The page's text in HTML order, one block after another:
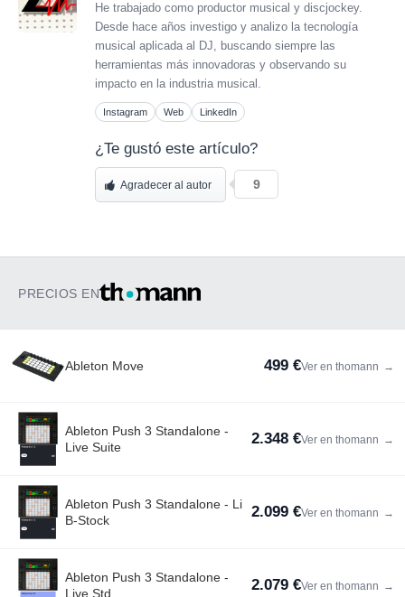
He trabajado como productor musical y discjockey.
Desde hace años investigo y analizo la tecnología
musical aplicada al DJ, buscando siempre las
herramientas más innovadoras y observando su
impacto en la industria musical.
Instagram Web LinkedIn
¿Te gustó este artículo?
Agradecer al autor 9
PRECIOS EN
Ableton Move 499 €Ver en thomann →
Ableton Push 3 Standalone -
Live Suite
2.348 €Ver en thomann →
Ableton Push 3 Standalone - Li
B-Stock
2.099 €Ver en thomann →
Ableton Push 3 Standalone -
Live Std
2.079 €Ver en thomann →